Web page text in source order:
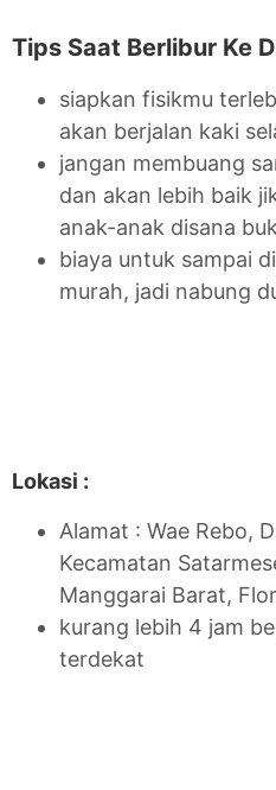
Tips Saat Berlibur Ke
siapkan fisikmu
akan berjalan kaki
jangan membuang
dan akan lebih baik
anak-anak disana
biaya untuk sampai
murah, jadi nabung
Lokasi :
Alamat : Wae Rebo,
Kecamatan
Manggarai Barat,
kurang lebih 4 jam
terdekat